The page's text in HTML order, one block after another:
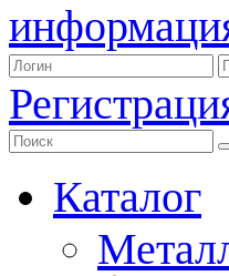
Каталог